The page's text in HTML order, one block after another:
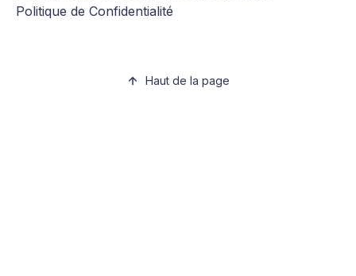
Politique de Confidentialité
Haut de la page